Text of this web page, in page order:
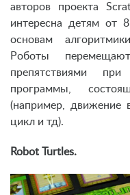
авторов проекта
интересна детям от
основам
Роботы
препятствиями
программы,
(например, движение
цикл и тд).
Robot Turtles.